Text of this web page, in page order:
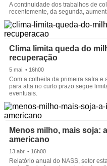
A continuidade dos trabalhos de
recentemente, da segunda,
Clima limita queda do
recuperação
5 mai. • 16h00
Com a colheita da primeira safra e
para alta no curto prazo segue
eventuais.
Menos milho, mais soja:
americano
13 abr. • 16h00
Relatório anual do NASS, setor